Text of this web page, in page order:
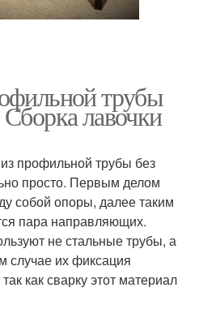
трубы
лавочки
профильной трубы без
просто. Первым делом
собой опоры, далее таким
пара направляющих.
не стальные трубы, а
их фиксация
как сварку этот материал